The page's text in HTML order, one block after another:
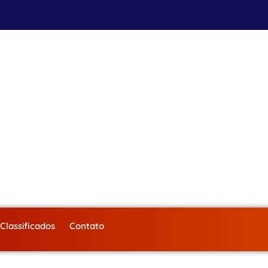
Classificados Contato